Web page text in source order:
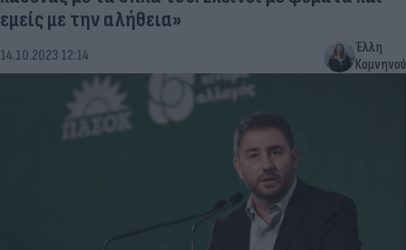
εμείς με την αλήθεια»
14.10.2023 12:14
Έλλη
Κομνηνού